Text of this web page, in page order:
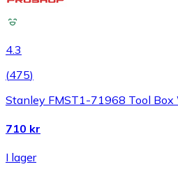
4.3
(475)
Stanley FMST1-71968 Tool
710 kr
I lager